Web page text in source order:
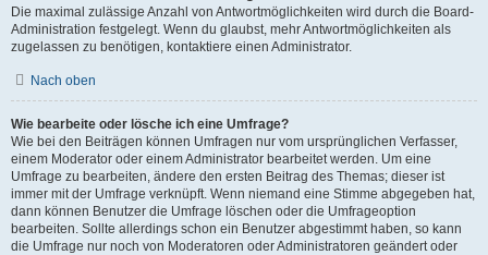
Die maximal zulässige Anzahl von Antwortmöglichkeiten wird durch die Board-
Administration festgelegt. Wenn du glaubst, mehr Antwortmöglichkeiten als
zugelassen zu benötigen, kontaktiere einen Administrator.
Nach oben
Wie bearbeite oder lösche ich eine Umfrage?
Wie bei den Beiträgen können Umfragen nur vom ursprünglichen Verfasser,
einem Moderator oder einem Administrator bearbeitet werden. Um eine
Umfrage zu bearbeiten, ändere den ersten Beitrag des Themas; dieser ist
immer mit der Umfrage verknüpft. Wenn niemand eine Stimme abgegeben hat,
dann können Benutzer die Umfrage löschen oder die Umfrageoption
bearbeiten. Sollte allerdings schon ein Benutzer abgestimmt haben, so kann
die Umfrage nur noch von Moderatoren oder Administratoren geändert oder